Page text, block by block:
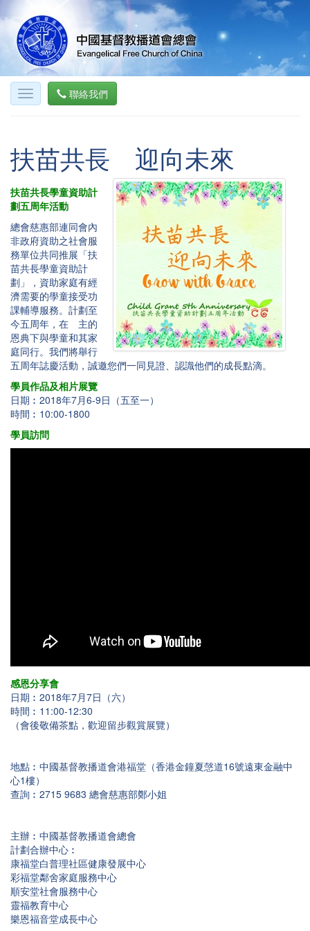
聯絡我們
扶苗共長 迎向未來
扶苗共長學童資助計
劃五周年活動
總會慈惠部連同會內
非政府資助之社會服
務單位共同推展「扶
苗共長學童資助計
劃」，資助家庭有經
濟需要的學童接受功
課輔導服務。計劃至
今五周年，在 主的
恩典下與學童和其家
庭同行。我們將舉行
五周年誌慶活動，誠邀您們一同見證、認識他們的成長點滴。
學員作品及相片展覽
日期︰2018年7月6-9日（五至一）
時間︰10:00-1800
學員訪問
感恩分享會
日期︰2018年7月7日（六）
時間︰11:00-12:30
（會後敬備茶點，歡迎留步觀賞展覽）
地點︰中國基督教播道會港福堂（香港金鐘夏愨道16號遠東金融中
心1樓）
查詢︰2715 9683 總會慈惠部鄭小姐
主辦︰中國基督教播道會總會
計劃合辦中心︰
康福堂白普理社區健康發展中心
彩福堂鄰舍家庭服務中心
順安堂社會服務中心
靈福教育中心
樂恩福音堂成長中心